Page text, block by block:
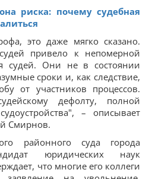
риска: почему судебная
это даже мягко сказано.
привело к непомерной
судей. Они не в состоянии
сроки и, как следствие,
от участников процессов.
дефолту, полной
– описывает
Смирнов.
районного суда города
юридических наук
что многие его коллеги